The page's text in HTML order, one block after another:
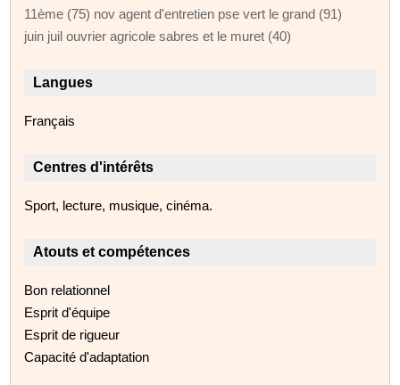
11ème (75) nov agent d'entretien pse vert le grand (91)
juin juil ouvrier agricole sabres et le muret (40)
Langues
Français
Centres d'intérêts
Sport, lecture, musique, cinéma.
Atouts et compétences
Bon relationnel
Esprit d'équipe
Esprit de rigueur
Capacité d'adaptation